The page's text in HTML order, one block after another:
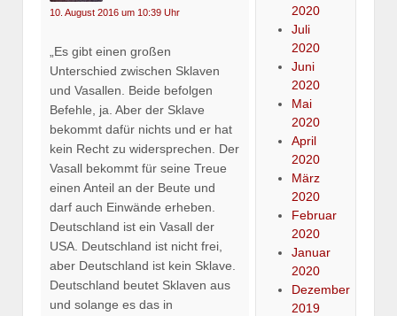
10. August 2016 um 10:39 Uhr
„Es gibt einen großen
Unterschied zwischen Sklaven
und Vasallen. Beide befolgen
Befehle, ja. Aber der Sklave
bekommt dafür nichts und er hat
kein Recht zu widersprechen. Der
Vasall bekommt für seine Treue
einen Anteil an der Beute und
darf auch Einwände erheben.
Deutschland ist ein Vasall der
USA. Deutschland ist nicht frei,
aber Deutschland ist kein Sklave.
Deutschland beutet Sklaven aus
und solange es das in
2020
Juli
2020
Juni
2020
Mai
2020
April
2020
März
2020
Februar
2020
Januar
2020
Dezember
2019